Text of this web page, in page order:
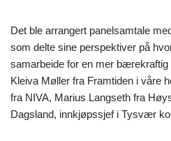
Det ble arrangert panelsamtale
som delte sine perspektiver på
samarbeide for en mer bærekraftig
Kleiva Møller fra Framtiden i våre
fra NIVA, Marius Langseth fra
Dagsland, innkjøpssjef i Tysvær